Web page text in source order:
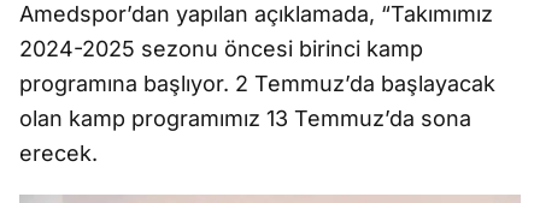
Amedspor’dan yapılan açıklamada, “Takımımız
2024-2025 sezonu öncesi birinci kamp
programına başlıyor. 2 Temmuz’da başlayacak
olan kamp programımız 13 Temmuz’da sona
erecek.